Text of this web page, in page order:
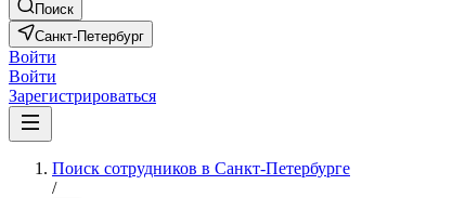
Поиск
Санкт-Петербург
Войти
Войти
Зарегистрироваться
Поиск сотрудников в Санкт-Петербурге
/